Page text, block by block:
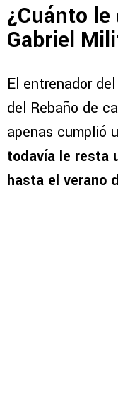
¿Cuánto
Gabriel
El entrenador
del Rebaño de
apenas cumplió
todavía le resta
hasta el verano